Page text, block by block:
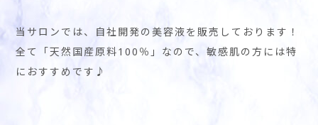
当サロンでは、自社開発の美容液を販売しております！
全て「天然国産原料100％」なので、敏感肌の方には特
におすすめです♪